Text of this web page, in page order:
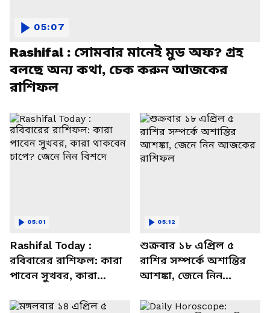
Rashifal : সোমবার মানেই মুড অফ? গ্রহ
বলছে অন্য কথা, চেক করুন আজকের
রাশিফল
05:07
Rashifal Today :
রবিবারের রাশিফল: কারা
পাবেন সুখবর, কারা
বিশদে
05:01
শুক্রবার ১৮ এপ্রিল ৫
রাশির সম্পর্কে অশান্তির
আশঙ্কা, জেনে নিন
05:12